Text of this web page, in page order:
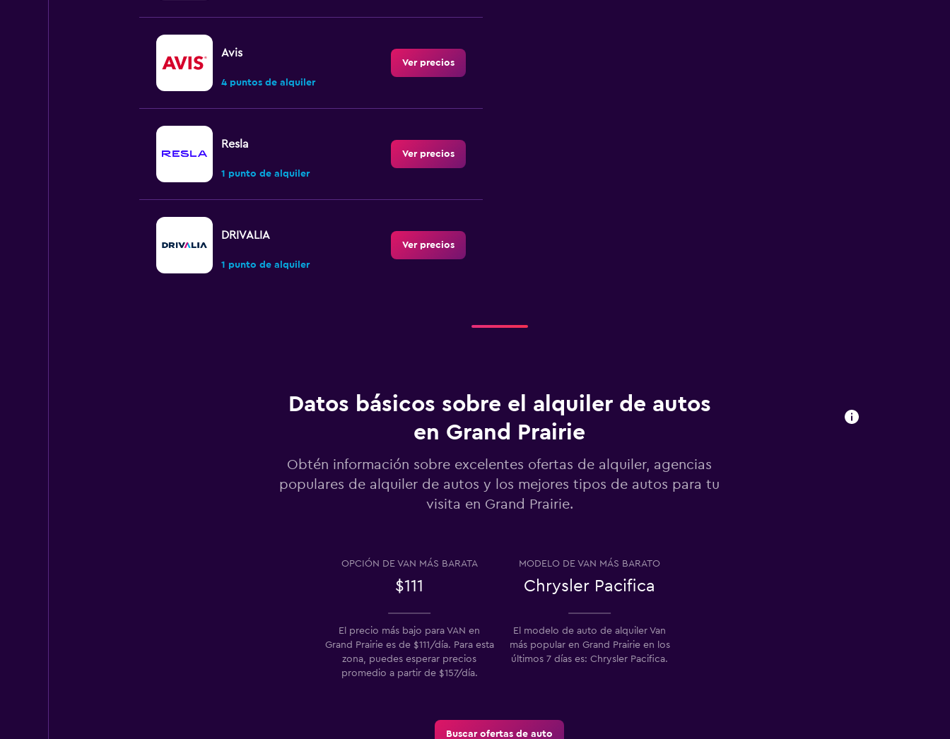
Avis
4 puntos de alquiler
Ver precios
Resla
1 punto de alquiler
Ver precios
DRIVALIA
1 punto de alquiler
Ver precios
Ver precios
Datos básicos sobre el alquiler de autos
en Grand Prairie
Obtén información sobre excelentes ofertas de alquiler, agencias
populares de alquiler de autos y los mejores tipos de autos para tu
visita en Grand Prairie.
OPCIÓN DE VAN MÁS BARATA
$111
MODELO DE VAN MÁS BARATO
Chrysler Pacifica
El precio más bajo para VAN en
Grand Prairie es de $111/día. Para esta
zona, puedes esperar precios
promedio a partir de $157/día.
El modelo de auto de alquiler Van
más popular en Grand Prairie en los
últimos 7 días es: Chrysler Pacifica.
Buscar ofertas de auto